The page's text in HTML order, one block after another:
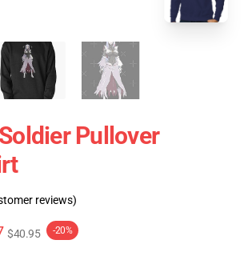
Pullover
reviews)
$40.95 -20%